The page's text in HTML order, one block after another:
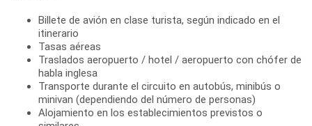
Billete de avión en clase turista, según indicado en el
itinerario
Tasas aéreas
Traslados aeropuerto / hotel / aeropuerto con chófer de
habla inglesa
Transporte durante el circuito en autobús, minibús o
minivan (dependiendo del número de personas)
Alojamiento en los establecimientos previstos o